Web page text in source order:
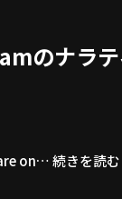
のナラテ
on…続きを読む